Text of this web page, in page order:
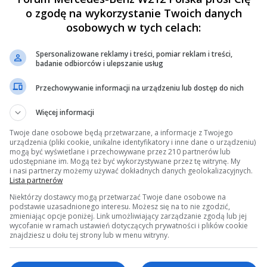
konkurencji....
#4 dnia:
sa organizowane przez regionalne biura krajowe.
akcji serwisowych, jak 25-letnia gwarancja na hamulce SBC, a zaden inny kraj,
BMW chca pogardlowac, to niech znajda adres centralnego biura BMW w
tylko ilu Polakow jezdzi mesiami ktore byly sprzedane nowe w krajowym
konkurencji....
#5 dnia:31 Marca 2019, 22:04 31s »
story.php?story_fbid=572296253269628&id=558503631315557
konkurencji....
o zgodę na wykorzystanie Twoich danych
osobowych w tych celach:
Spersonalizowane reklamy i treści, pomiar reklam i treści,
badanie odbiorców i ulepszanie usług
Przechowywanie informacji na urządzeniu lub dostęp do nich
Więcej informacji
Twoje dane osobowe będą przetwarzane, a informacje z Twojego
urządzenia (pliki cookie, unikalne identyfikatory i inne dane o urządzeniu)
mogą być wyświetlane i przechowywane przez 210 partnerów lub
udostępniane im. Mogą też być wykorzystywane przez tę witrynę. My
i nasi partnerzy możemy używać dokładnych danych geolokalizacyjnych.
Lista partnerów
Niektórzy dostawcy mogą przetwarzać Twoje dane osobowe na
podstawie uzasadnionego interesu. Możesz się na to nie zgodzić,
zmieniając opcje poniżej. Link umożliwiający zarządzanie zgodą lub jej
wycofanie w ramach ustawień dotyczących prywatności i plików cookie
znajdziesz u dołu tej strony lub w menu witryny.